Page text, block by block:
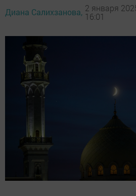
Диана Салихзанова, 2 января
16:01